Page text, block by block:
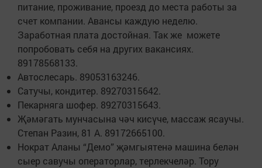
питание, проживание, проезд до места работы за
счет компании. Авансы каждую неделю.
Заработная плата достойная. Так же можете
попробовать себя на других вакансиях.
89178568133.
Автослесарь. 89053163246.
Сатучы, кондитер. 89270315642.
Пекарняга шофер. 89270315643.
Җәмәгать мунчасына чәч кисүче, массаж ясаучы.
Степан Разин, 81 А. 89172665100.
Нократ Аланы “Демо” җәмгыятенә машина белән
сыер савучы операторлар, терлекчеләр. Тору